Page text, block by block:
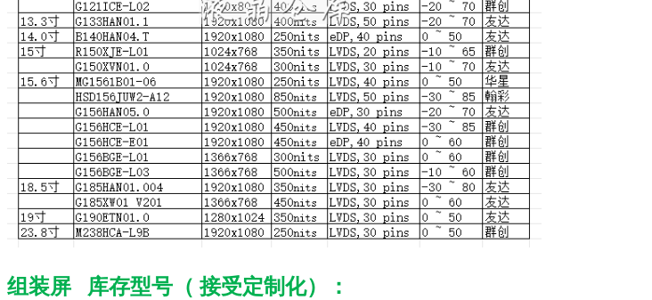
组装屏 库存型号（ 接受定制化）：